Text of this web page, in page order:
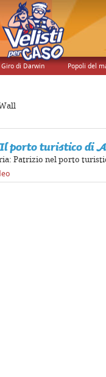
Giro di Darwin Popoli del
porto turistico di
Patrizio nel porto